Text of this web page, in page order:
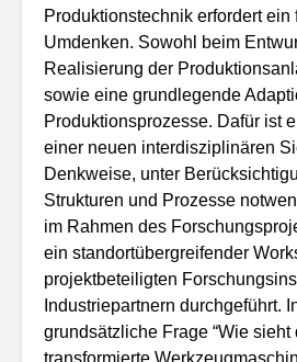
Produktionstechnik erfordert ein
Umdenken. Sowohl beim
Realisierung der
sowie eine grundlegende
Produktionsprozesse. Dafür ist
einer neuen interdisziplinären
Denkweise, unter
Strukturen und Prozesse
im Rahmen des
ein standortübergreifender
projektbeteiligten
Industriepartnern durchgeführt.
grundsätzliche Frage “Wie
transformierte